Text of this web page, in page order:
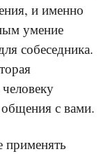
и именно
умение
собеседника.
с вами.
применять